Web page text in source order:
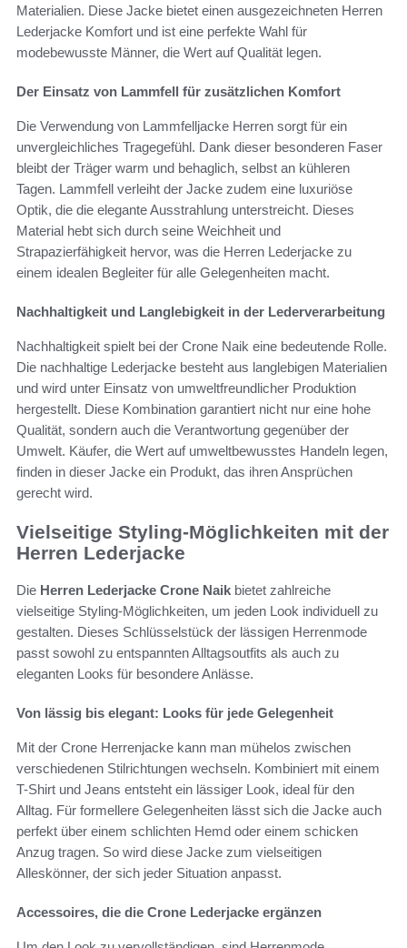
Materialien. Diese Jacke bietet einen ausgezeichneten Herren
Lederjacke Komfort und ist eine perfekte Wahl für
modebewusste Männer, die Wert auf Qualität legen.
Der Einsatz von Lammfell für zusätzlichen Komfort
Die Verwendung von Lammfelljacke Herren sorgt für ein
unvergleichliches Tragegefühl. Dank dieser besonderen Faser
bleibt der Träger warm und behaglich, selbst an kühleren
Tagen. Lammfell verleiht der Jacke zudem eine luxuriöse
Optik, die die elegante Ausstrahlung unterstreicht. Dieses
Material hebt sich durch seine Weichheit und
Strapazierfähigkeit hervor, was die Herren Lederjacke zu
einem idealen Begleiter für alle Gelegenheiten macht.
Nachhaltigkeit und Langlebigkeit in der Lederverarbeitung
Nachhaltigkeit spielt bei der Crone Naik eine bedeutende Rolle.
Die nachhaltige Lederjacke besteht aus langlebigen Materialien
und wird unter Einsatz von umweltfreundlicher Produktion
hergestellt. Diese Kombination garantiert nicht nur eine hohe
Qualität, sondern auch die Verantwortung gegenüber der
Umwelt. Käufer, die Wert auf umweltbewusstes Handeln legen,
finden in dieser Jacke ein Produkt, das ihren Ansprüchen
gerecht wird.
Vielseitige Styling-Möglichkeiten mit der
Herren Lederjacke
Die Herren Lederjacke Crone Naik bietet zahlreiche
vielseitige Styling-Möglichkeiten, um jeden Look individuell zu
gestalten. Dieses Schlüsselstück der lässigen Herrenmode
passt sowohl zu entspannten Alltagsoutfits als auch zu
eleganten Looks für besondere Anlässe.
Von lässig bis elegant: Looks für jede Gelegenheit
Mit der Crone Herrenjacke kann man mühelos zwischen
verschiedenen Stilrichtungen wechseln. Kombiniert mit einem
T-Shirt und Jeans entsteht ein lässiger Look, ideal für den
Alltag. Für formellere Gelegenheiten lässt sich die Jacke auch
perfekt über einem schlichten Hemd oder einem schicken
Anzug tragen. So wird diese Jacke zum vielseitigen
Alleskönner, der sich jeder Situation anpasst.
Accessoires, die die Crone Lederjacke ergänzen